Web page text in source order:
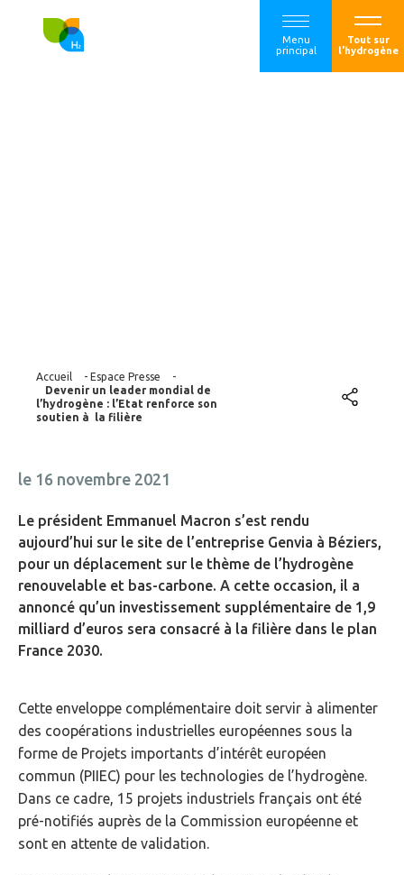
Menu
principal
Tout sur
l'hydrogène
Accueil - Espace Presse
-
Devenir un leader mondial de
l’hydrogène : l’Etat renforce son
soutien à la filière
le 16 novembre 2021
Le président Emmanuel Macron s’est rendu
aujourd’hui sur le site de l’entreprise Genvia à Béziers,
pour un déplacement sur le thème de l’hydrogène
renouvelable et bas-carbone. A cette occasion, il a
annoncé qu’un investissement supplémentaire de 1,9
milliard d’euros sera consacré à la filière dans le plan
France 2030.
Cette enveloppe complémentaire doit servir à alimenter
des coopérations industrielles européennes sous la
forme de Projets importants d’intérêt européen
commun (PIIEC) pour les technologies de l’hydrogène.
Dans ce cadre, 15 projets industriels français ont été
pré-notifiés auprès de la Commission européenne et
sont en attente de validation.